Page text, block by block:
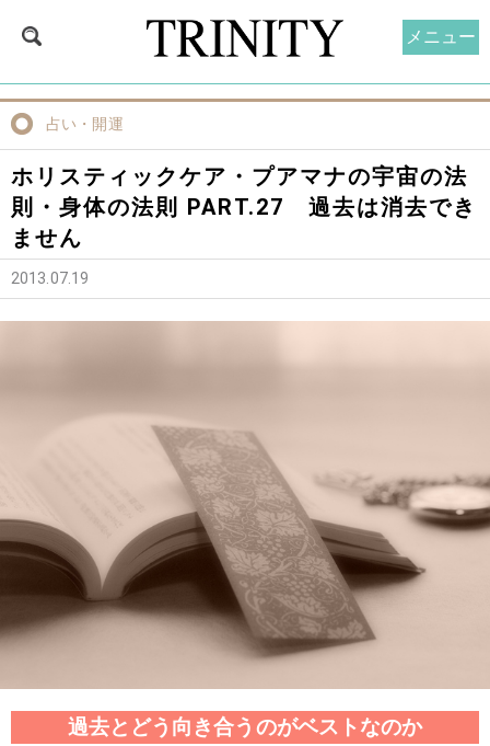
占い・開運
ホリスティックケア・プアマナの宇宙の法
則・身体の法則 PART.27 過去は消去でき
ません
2013.07.19
過去とどう向き合うのがベストなのか
メニュー